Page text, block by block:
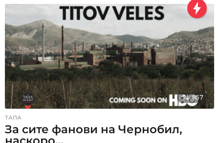
n
857
ТАПА
За сите фанови на Чернобил,